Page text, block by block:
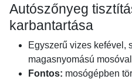
Autószőnyeg
karbantartása
Egyszerű vizes kefével,
magasnyomású
Fontos: mosógépben